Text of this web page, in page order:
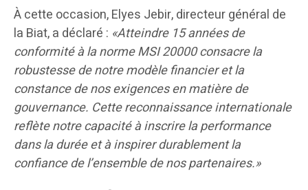
À cette occasion, Elyes Jebir, directeur général de
la Biat, a déclaré : «Atteindre 15 années de
conformité à la norme MSI 20000 consacre la
robustesse de notre modèle financier et la
constance de nos exigences en matière de
gouvernance. Cette reconnaissance internationale
reflète notre capacité à inscrire la performance
dans la durée et à inspirer durablement la
confiance de l’ensemble de nos partenaires.»